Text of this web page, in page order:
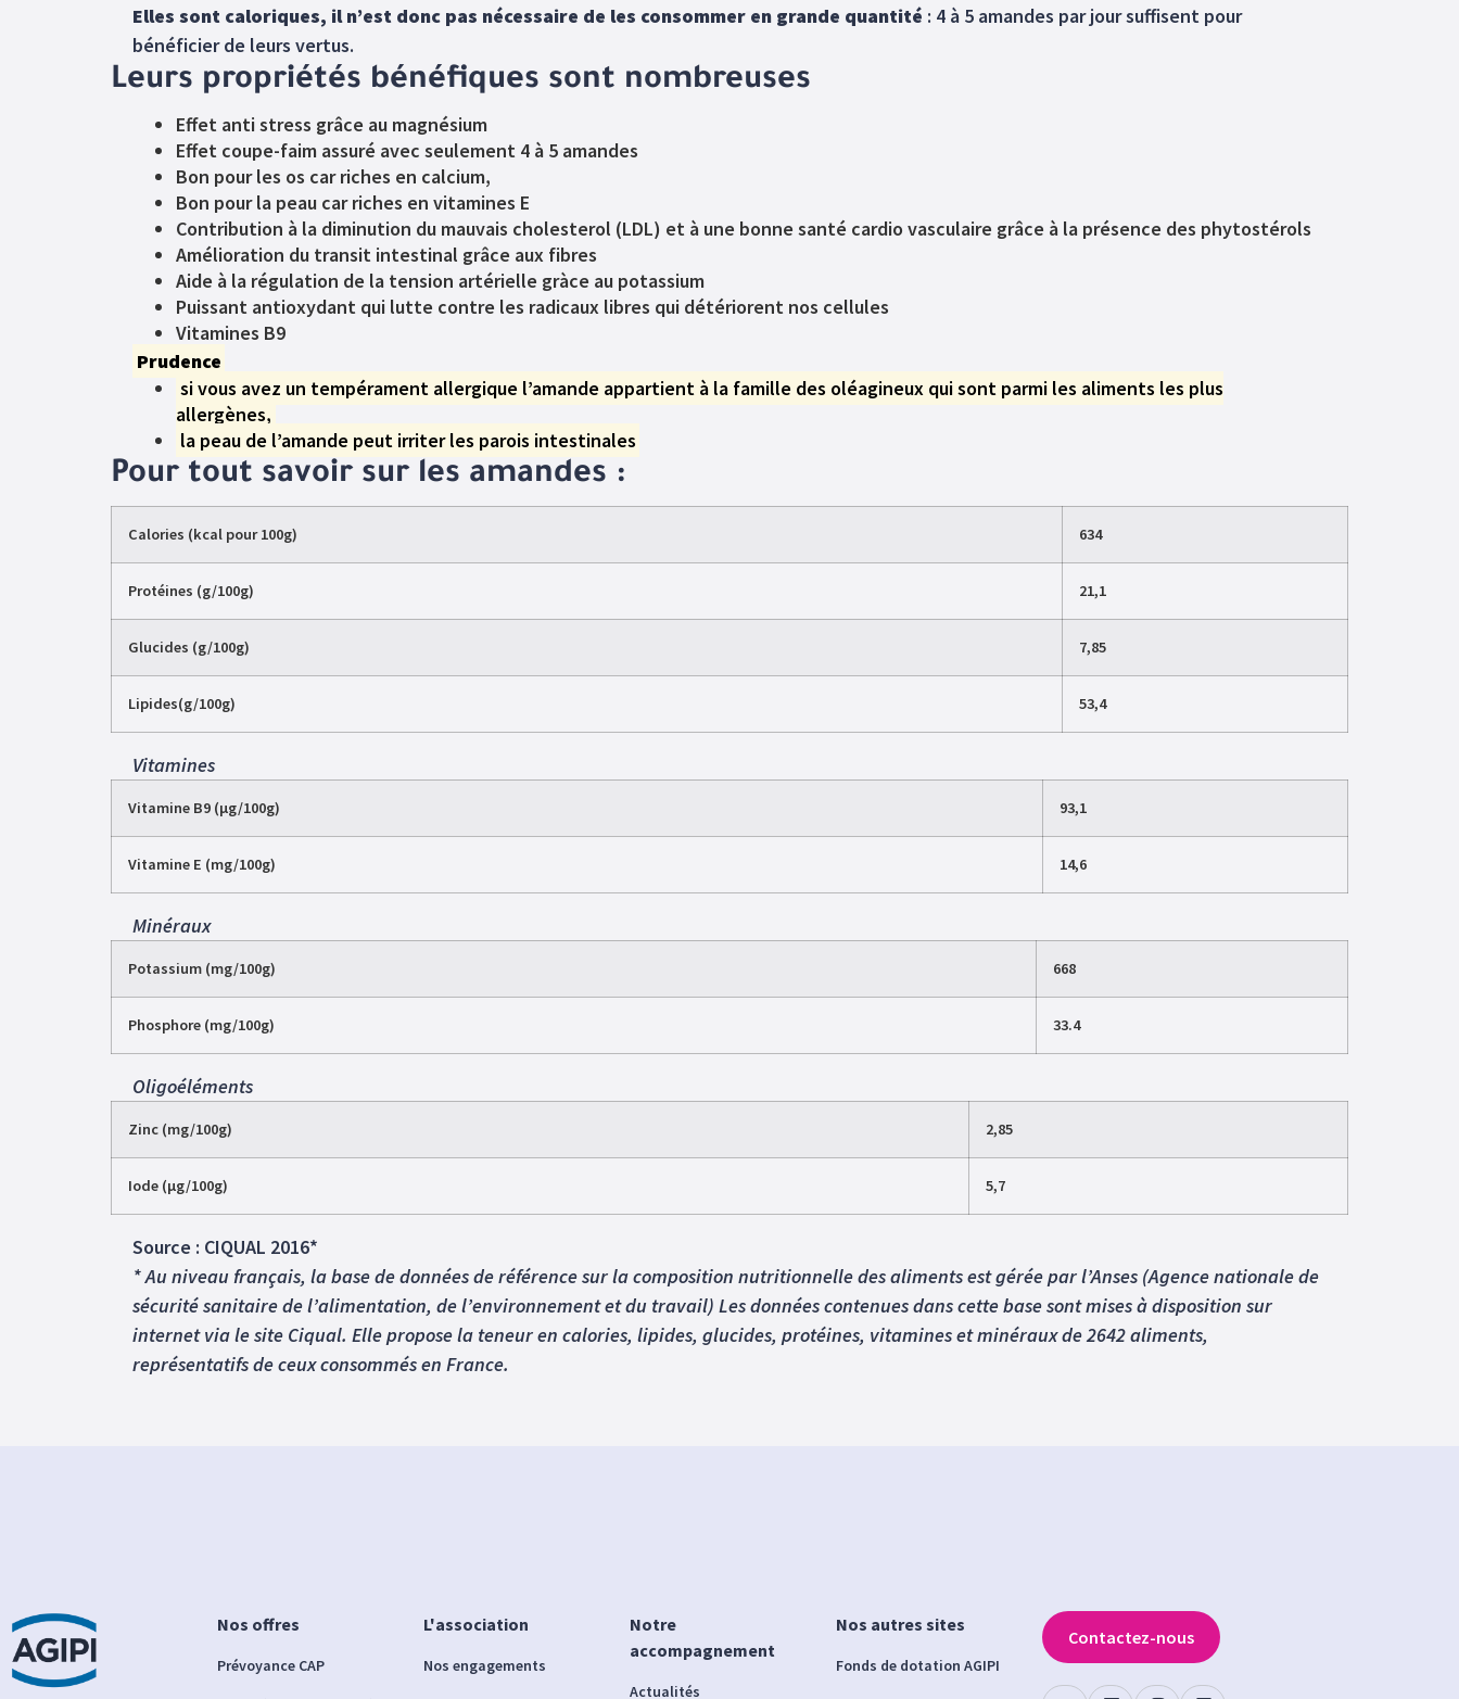
Elles sont caloriques, il n’est donc pas nécessaire de les consommer en grande quantité : 4 à 5 amandes par jour suffisent pour
bénéficier de leurs vertus.
Leurs propriétés bénéfiques sont nombreuses
Effet anti stress grâce au magnésium
Effet coupe-faim assuré avec seulement 4 à 5 amandes
Bon pour les os car riches en calcium,
Bon pour la peau car riches en vitamines E
Contribution à la diminution du mauvais cholesterol (LDL) et à une bonne santé cardio vasculaire grâce à la présence des phytostérols
Amélioration du transit intestinal grâce aux fibres
Aide à la régulation de la tension artérielle gràce au potassium
Puissant antioxydant qui lutte contre les radicaux libres qui détériorent nos cellules
Vitamines B9
Prudence
si vous avez un tempérament allergique l’amande appartient à la famille des oléagineux qui sont parmi les aliments les plus
allergènes,
la peau de l’amande peut irriter les parois intestinales
Pour tout savoir sur les amandes :
Calories (kcal pour 100g) 634
Protéines (g/100g) 21,1
Glucides (g/100g) 7,85
Lipides(g/100g) 53,4
Vitamines
Vitamine B9 (µg/100g) 93,1
Vitamine E (mg/100g) 14,6
Minéraux
Potassium (mg/100g) 668
Phosphore (mg/100g) 33.4
Oligoéléments
Zinc (mg/100g) 2,85
Iode (µg/100g) 5,7
Source : CIQUAL 2016*
* Au niveau français, la base de données de référence sur la composition nutritionnelle des aliments est gérée par l’Anses (Agence nationale de
sécurité sanitaire de l’alimentation, de l’environnement et du travail) Les données contenues dans cette base sont mises à disposition sur
internet via le site Ciqual. Elle propose la teneur en calories, lipides, glucides, protéines, vitamines et minéraux de 2642 aliments,
représentatifs de ceux consommés en France.
Nos offres
Prévoyance CAP
L'association
Nos engagements
Notre
accompagnement
Actualités
Nos autres sites
Fonds de dotation AGIPI
Contactez-nous